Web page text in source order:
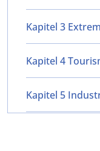
Kapitel 3
Kapitel 4
Kapitel 5